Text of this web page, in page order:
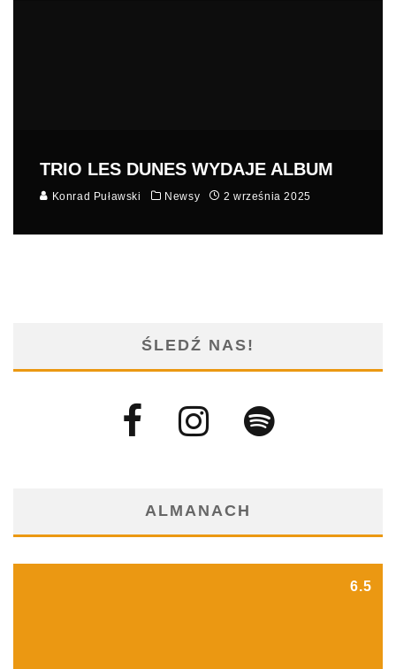
TRIO LES DUNES WYDAJE ALBUM
Konrad Puławski Newsy 2 września 2025
ŚLEDŹ NAS!
ALMANACH
6.5